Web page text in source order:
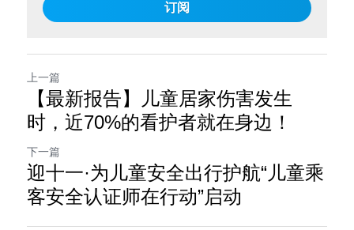
订阅
上一篇
【最新报告】儿童居家伤害发生
时，近70%的看护者就在身边！
下一篇
迎十一·为儿童安全出行护航“儿童乘
客安全认证师在行动”启动